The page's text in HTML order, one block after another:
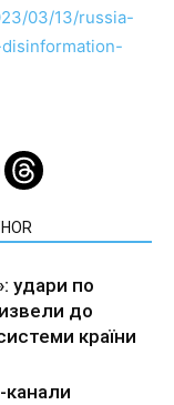
03/13/russia-
удари по
до
країни
канали